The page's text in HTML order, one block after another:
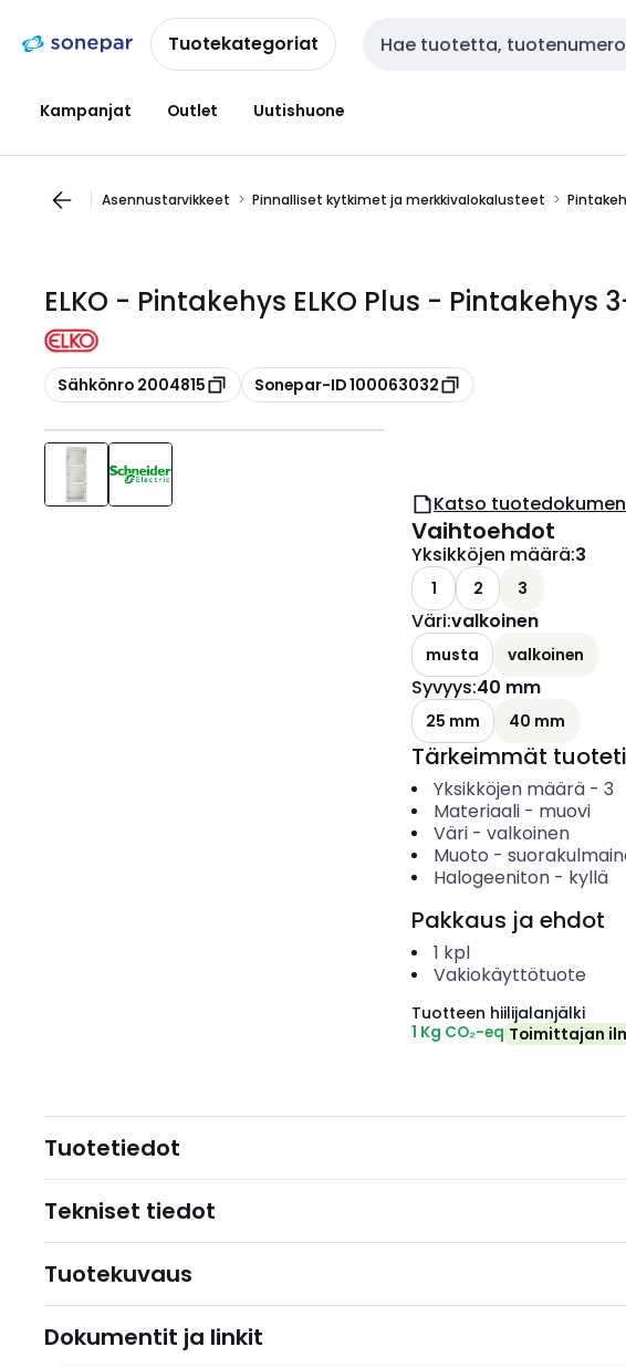
navigointiinsisältöönTuotekategoriat Haku
Kampanjat Outlet Uutishuone
Asennustarvikkeet Pinnalliset kytkimet ja merkkivalokalusteet
ELKO - Pintakehys ELKO Plus - Pintakehys
Kopioi
Sähkönro 2004815 Kopioi
Sonepar-ID 100063032
Katso
Vaihtoehdot
Yksikköjen määrä:3
1 2 3
Väri:valkoinen
musta valkoinen
Syvyys:40 mm
25 mm 40 mm
Tärkeimmät
Yksikköjen määrä- 3
Materiaali- muovi
Väri- valkoinen
Muoto -
Halogeeniton- kyllä
Pakkaus ja ehdot
1 kpl
Vakiokäyttötuote
Tuotteen hiilijalanjälki
1 Kg CO₂-eq Toimittajan
Tuotetiedot
Tekniset tiedot
Tuotekuvaus
Dokumentit ja linkit